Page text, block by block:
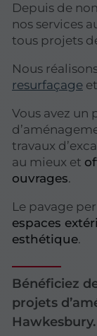
Depuis de
nos services
tous projets
Nous
resurfaçage
Vous avez
travaux
au mieux et
ouvrages.
Le pavage
espaces
esthétique.
Bénéficiez
projets
Hawkesbury.